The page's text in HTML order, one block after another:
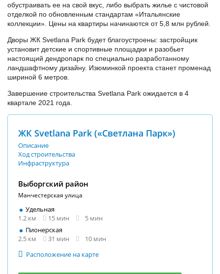
обустраивать ее на свой вкус, либо выбрать жилье с чистовой
отделкой по обновленным стандартам «Итальянские
коллекции». Цены на квартиры начинаются от 5,8 млн рублей.
Дворы ЖК Svetlana Park будет благоустроены: застройщик
установит детские и спортивные площадки и разобьет
настоящий дендропарк по специально разработанному
ландшафтному дизайну. Изюминкой проекта станет променад
шириной 6 метров.
Завершение строительства Svetlana Park ожидается в 4
квартале 2021 года.
ЖК Svetlana Park («Светлана Парк»)
Описание
Ход строительства
Инфраструктура
Выборгский район
Манчестерская улица
Удельная
1.2 км
15 мин
5 мин
Пионерская
2.5 км
31 мин
10 мин
Расположение на карте